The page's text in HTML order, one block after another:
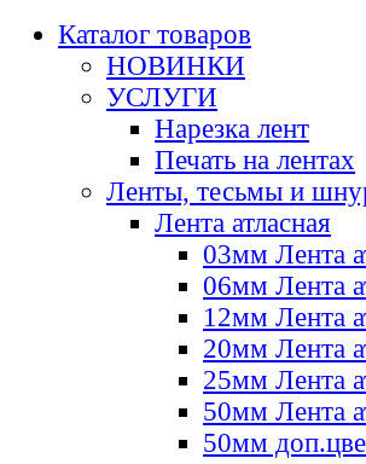
Каталог товаров
НОВИНКИ
УСЛУГИ
Нарезка лент
Печать на лентах
Ленты, тесьмы и
Лента атласная
03мм Лента
06мм Лента
12мм Лента
20мм Лента
25мм Лента
50мм Лента
50мм